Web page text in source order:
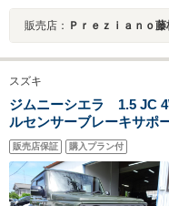
販売店： Ｐｒｅｚｉａｎｏ藤
スズキ
ジムニーシエラ 1.5 JC
ルセンサーブレーキサ
イブレコーダー 2025年
イヤ HDMI&USBポー
ト&バイザー
販売店保証 購入プラン付